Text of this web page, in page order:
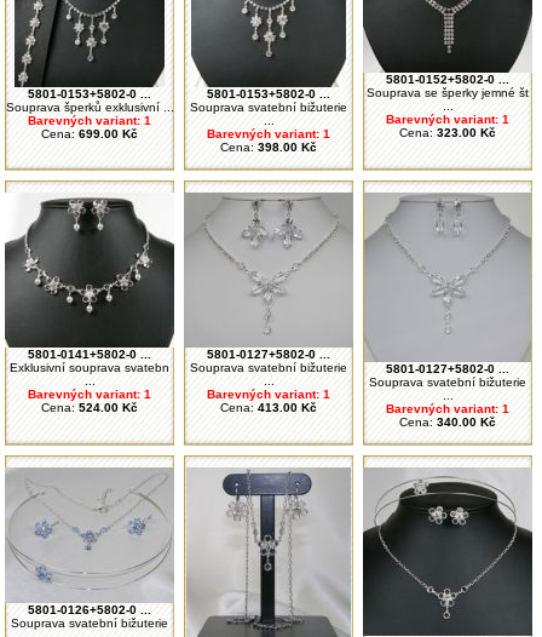
5801-0153+5802-0 ...
Souprava šperků exklusivní ...
Barevných variant: 1
Cena: 699.00 Kč
5801-0153+5802-0 ...
Souprava svatební bižuterie
Barevných variant: 1
Cena: 398.00 Kč
5801-0152+5802-0 ...
Souprava se šperky jemné št
Barevných variant: 1
Cena: 323.00 Kč
5801-0141+5802-0 ...
Exklusivní souprava svatebn
Barevných variant: 1
Cena: 524.00 Kč
5801-0127+5802-0 ...
Souprava svatební bižuterie
Barevných variant: 1
Cena: 413.00 Kč
5801-0127+5802-0 ...
Souprava svatební bižuterie
Barevných variant: 1
Cena: 340.00 Kč
5801-0126+5802-0 ...
Souprava svatební bižuterie